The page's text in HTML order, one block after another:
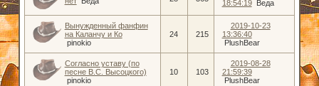
18:54:19
Веда
Вынужденный фанфин
на Каланчу и Ко
pinokio
24 215
2019-10-23
13:36:40
PlushBear
Согласно уставу (по
песне В.С. Высоцкого)
pinokio
10 103
2019-08-28
21:59:39
PlushBear